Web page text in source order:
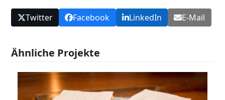
Twitter Facebook LinkedIn E-Mail
Ähnliche Projekte